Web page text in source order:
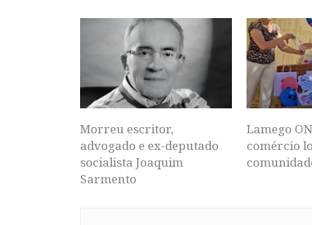
Morreu escritor,
advogado e ex-deputado
socialista Joaquim
Sarmento
Lamego
comércio